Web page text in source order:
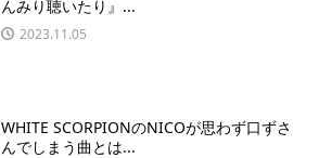
んみり聴いたり』...
2023.11.05
WHITE SCORPIONのNICOが思わず口ずさ
んでしまう曲とは...